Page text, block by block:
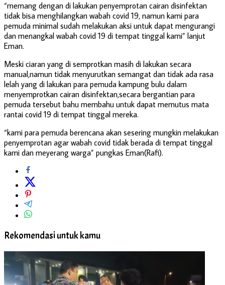
“memang dengan di lakukan penyemprotan cairan disinfektan
tidak bisa menghilangkan wabah covid 19, namun kami para
pemuda minimal sudah melakukan aksi untuk dapat mengurangi
dan menangkal wabah covid 19 di tempat tinggal kami” lanjut
Eman.
Meski ciaran yang di semprotkan masih di lakukan secara
manual,namun tidak menyurutkan semangat dan tidak ada rasa
lelah yang di lakukan para pemuda kampung bulu dalam
menyemprotkan cairan disinfektan,secara bergantian para
pemuda tersebut bahu membahu untuk dapat memutus mata
rantai covid 19 di tempat tinggal mereka.
“kami para pemuda berencana akan sesering mungkin melakukan
penyemprotan agar wabah covid tidak berada di tempat tinggal
kami dan meyerang warga” pungkas Eman(Rafi).
Rekomendasi untuk kamu